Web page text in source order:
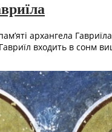
архангела
входить в сонм